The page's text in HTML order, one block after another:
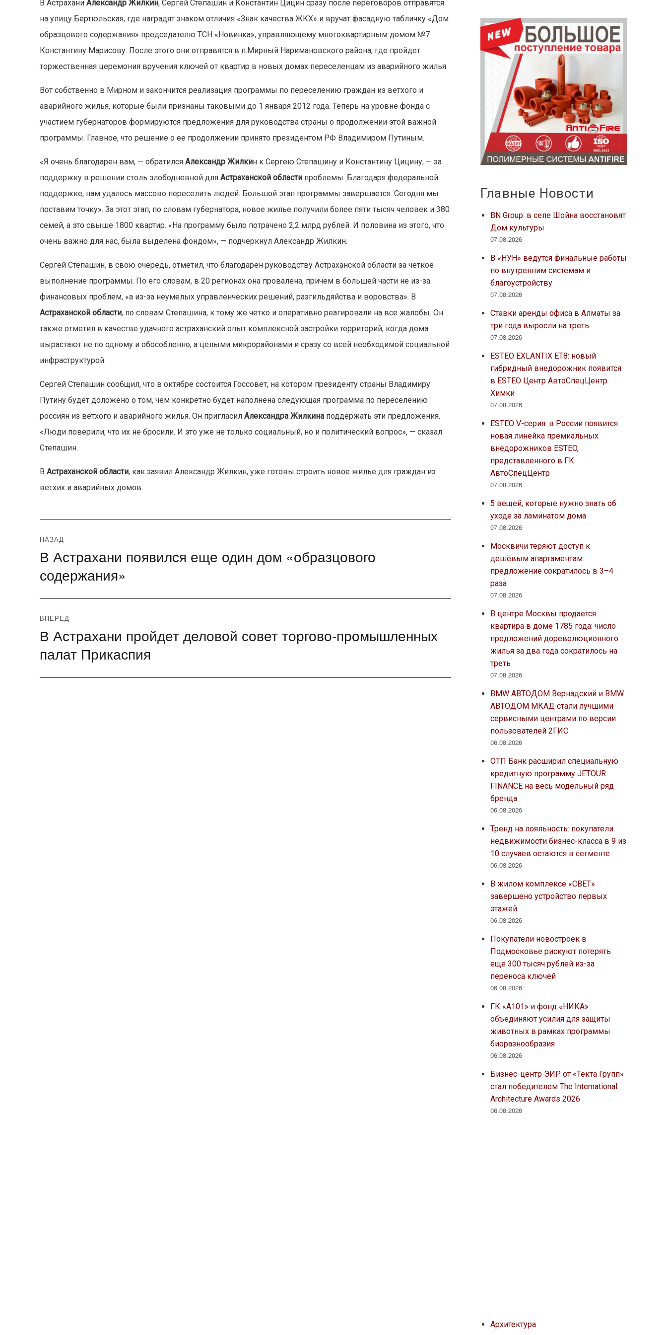
В АстраханиАлександр Жилкин, Сергей Степашин и Константин Цицин сразу после переговоров отправятся
на улицу Бертюльская, где наградят знаком отличия «Знак качества ЖКХ» и вручат фасадную табличку «Дом
образцового содержания» председателю ТСН «Новинка», управляющему многоквартирным домом №7
Константину Марисову. После этого они отправятся в п.Мирный Наримановского района, где пройдет
торжественная церемония вручения ключей от квартир в новых домах переселенцам из аварийного жилья.
Вот собственно в Мирном и закончится реализация программы по переселению граждан из ветхого и
аварийного жилья, которые были признаны таковыми до 1 января 2012 года. Теперь на уровне фонда с
участием губернаторов формируются предложения для руководства страны о продолжении этой важной
программы. Главное, что решение о ее продолжении принято президентом РФ Владимиром Путиным.
«Я очень благодарен вам, — обратилсяАлександр Жилкин к Сергею Степашину и Константину Цицину, — за
поддержку в решении столь злободневной дляАстраханской области проблемы. Благодаря федеральной
поддержке, нам удалось массово переселить людей. Большой этап программы завершается. Сегодня мы
поставим точку». За этот этап, по словам губернатора, новое жилье получили более пяти тысяч человек и 380
семей, а это свыше 1800 квартир. «На программу было потрачено 2,2 млрд рублей. И половина из этого, что
очень важно для нас, была выделена фондом», — подчеркнул Александр Жилкин.
Сергей Степашин, в свою очередь, отметил, что благодарен руководству Астраханской области за четкое
выполнение программы. По его словам, в 20 регионах она провалена, причем в большей части не из-за
финансовых проблем, «а из-за неумелых управленческих решений, разгильдяйства и воровства». В
Астраханской области, по словам Степашина, к тому же четко и оперативно реагировали на все жалобы. Он
также отметил в качестве удачного астраханский опыт комплексной застройки территорий, когда дома
вырастают не по одному и обособленно, а целыми микрорайонами и сразу со всей необходимой социальной
инфраструктурой.
Сергей Степашин сообщил, что в октябре состоится Госсовет, на котором президенту страны Владимиру
Путину будет доложено о том, чем конкретно будет наполнена следующая программа по переселению
россиян из ветхого и аварийного жилья. Он пригласилАлександра Жилкина поддержать эти предложения.
«Люди поверили, что их не бросили. И это уже не только социальный, но и политический вопрос», — сказал
Степашин.
ВАстраханской области, как заявил Александр Жилкин, уже готовы строить новое жилье для граждан из
ветхих и аварийных домов.
Навигация
по
записям
НАЗАД
Предыдущая
В Астрахани появился еще один дом «образцового
содержания»
ВПЕРЁД
Следующая
В Астрахани пройдет деловой совет торгово-промышленных
палат Прикаспия
Главные Новости
BN Group: в селе Шойна восстановят
Дом культуры
07.08.2026
В «НУН» ведутся финальные работы
по внутренним системам и
благоустройству
07.08.2026
Ставки аренды офиса в Алматы за
три года выросли на треть
07.08.2026
ESTEO EXLANTIX ET8: новый
гибридный внедорожник появится
в ESTEO Центр АвтоСпецЦентр
Химки
07.08.2026
ESTEO V-серия: в России появится
новая линейка премиальных
внедорожников ESTEO,
представленного в ГК
АвтоСпецЦентр
07.08.2026
5 вещей, которые нужно знать об
уходе за ламинатом дома
07.08.2026
Москвичи теряют доступ к
дешёвым апартаментам:
предложение сократилось в 3–4
раза
07.08.2026
В центре Москвы продается
квартира в доме 1785 года: число
предложений дореволюционного
жилья за два года сократилось на
треть
07.08.2026
BMW АВТОДОМ Вернадский и BMW
АВТОДОМ МКАД стали лучшими
сервисными центрами по версии
пользователей 2ГИС
06.08.2026
ОТП Банк расширил специальную
кредитную программу JETOUR
FINANCE на весь модельный ряд
бренда
06.08.2026
Тренд на лояльность: покупатели
недвижимости бизнес-класса в 9 из
10 случаев остаются в сегменте
06.08.2026
В жилом комплексе «СВЕТ»
завершено устройство первых
этажей
06.08.2026
Покупатели новостроек в
Подмосковье рискуют потерять
еще 300 тысяч рублей из-за
переноса ключей
06.08.2026
ГК «А101» и фонд «НИКА»
объединяют усилия для защиты
животных в рамках программы
биоразнообразия
06.08.2026
Бизнес-центр ЭИР от «Текта Групп»
стал победителем The International
Architecture Awards 2026
06.08.2026
Архитектура